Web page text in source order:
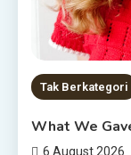
Tak Berkategori
What We
6 August 2026